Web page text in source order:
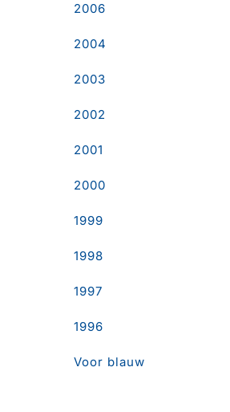
2006
2004
2003
2002
2001
2000
1999
1998
1997
1996
Voor blauw